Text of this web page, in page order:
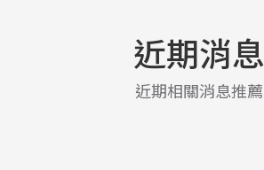
近期消息
近期相關消息推薦